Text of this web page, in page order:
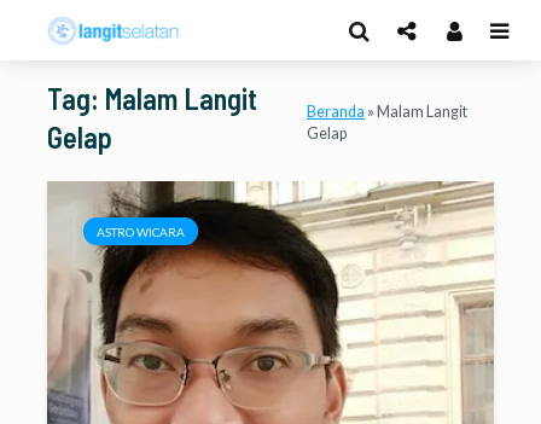
Tag: Malam Langit
Gelap
Beranda » Malam Langit
Gelap
ASTRO WICARA